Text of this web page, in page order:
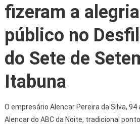
fizeram a
público no
do Sete de
Itabuna
O empresário Alencar Pereira da Silva, 94
Alencar do ABC da Noite, tradicional